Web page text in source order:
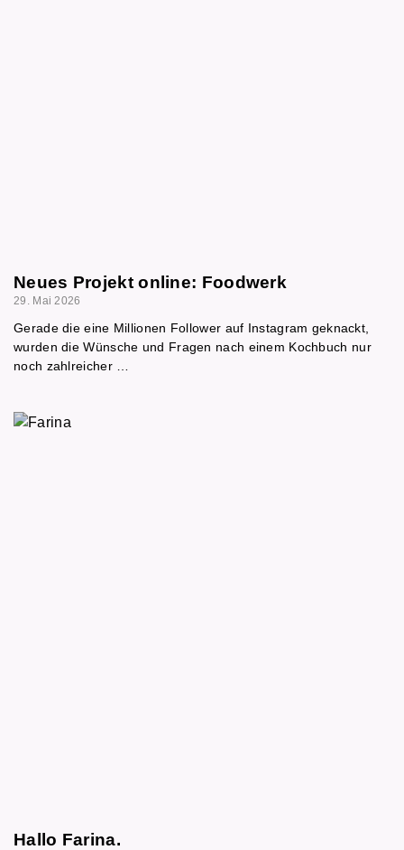
Neues Projekt online: Foodwerk
29. Mai 2026
Gerade die eine Millionen Follower auf Instagram geknackt,
wurden die Wünsche und Fragen nach einem Kochbuch nur
noch zahlreicher …
Hallo Farina.